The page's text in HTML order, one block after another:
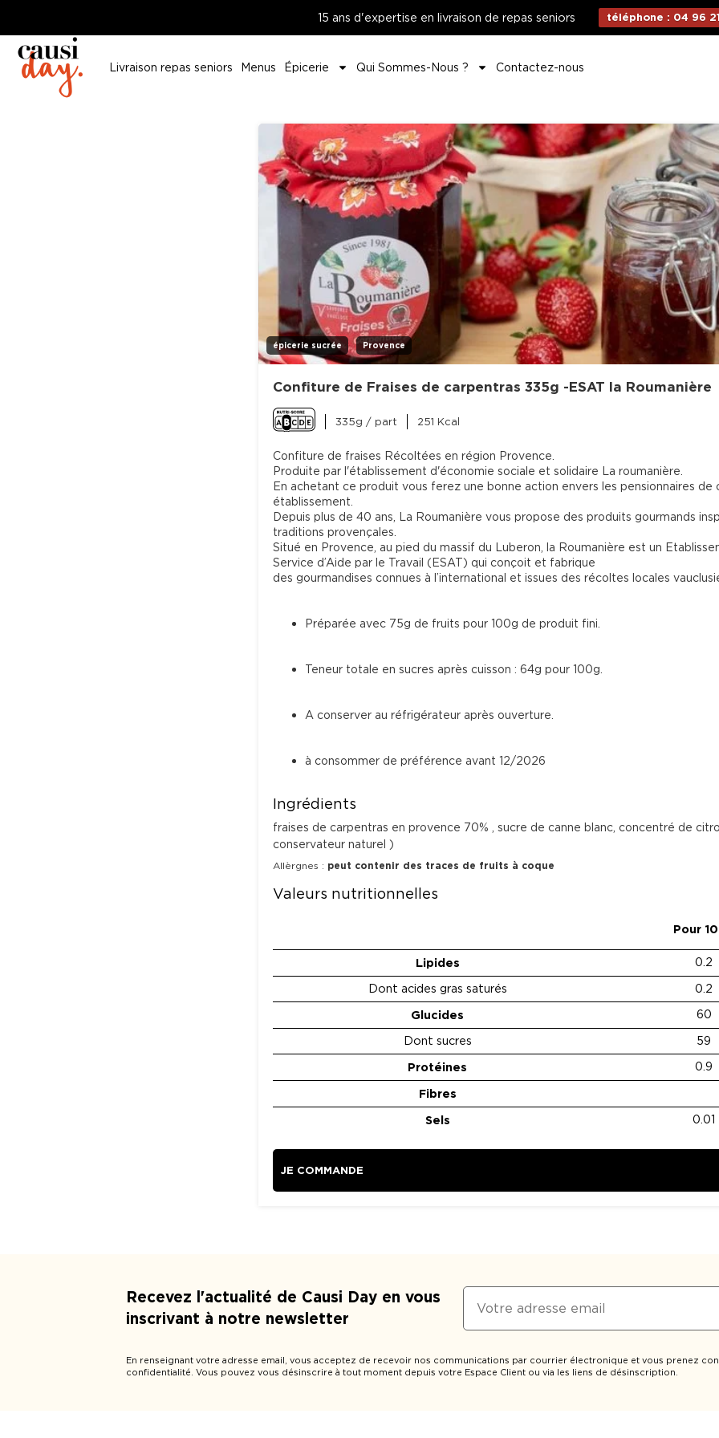
15 ans d'expertise en livraison de repas seniors téléphone : 04 96
Livraison repas seniors Menus Épicerie Qui Sommes-Nous ? Contactez-nous
épicerie sucrée Provence
Confiture de Fraises de carpentras 335g -ESAT la Roumanière
335g / part 251 Kcal
Confiture de fraises Récoltées en région Provence.
Produite par l'établissement d'économie sociale et solidaire La roumanière.
En achetant ce produit vous ferez une bonne action envers les pensionnaires de
établissement.
Depuis plus de 40 ans, La Roumanière vous propose des produits gourmands
traditions provençales.
Situé en Provence, au pied du massif du Luberon, la Roumanière est un
Service d’Aide par le Travail (ESAT) qui conçoit et fabrique
Préparée avec 75g de fruits pour 100g de produit fini.
Teneur totale en sucres après cuisson : 64g pour 100g.
A conserver au réfrigérateur après ouverture.
à consommer de préférence avant 12/2026
Ingrédients
fraises de carpentras en provence 70% , sucre de canne blanc, concentré de
conservateur naturel )
Allèrgnes : peut contenir des traces de fruits à coque
Valeurs nutritionnelles
Pour
Lipides
0.2
Dont acides gras saturés
0.2
Glucides
60
Dont sucres
59
Protéines 0.9
Fibres
Sels
0.01
JE COMMANDE
Recevez l'actualité de Causi Day en vous
inscrivant à notre newsletter
En renseignant votre adresse email, vous acceptez de recevoir nos communications par courrier électronique et vous prenez
confidentialité. Vous pouvez vous désinscrire à tout moment depuis votre Espace Client ou via les liens de désinscription.